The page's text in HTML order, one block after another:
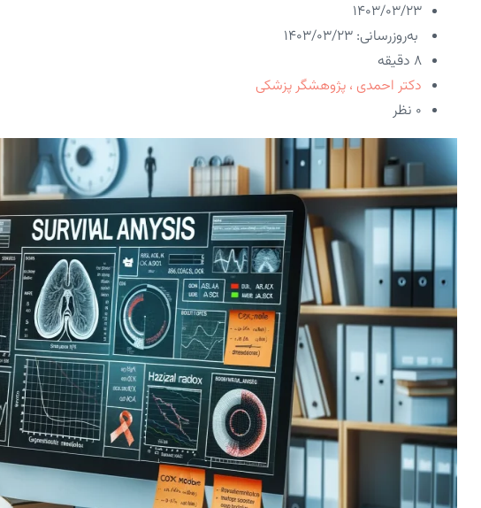
۱۴۰۳/۰۳/۲۳
به‌روزرسانی: ۱۴۰۳/۰۳/۲۳
8 دقیقه
دکتر احمدی ، پژوهشگر پزشکی
۰ نظر